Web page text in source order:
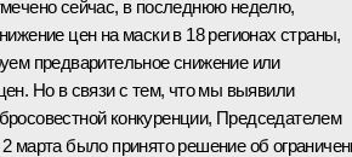
сейчас, в последнюю неделю,
цен на маски в 18 регионах страны,
предварительное снижение или
Но в связи с тем, что мы выявили
конкуренции, Председателем
марта было принято решение об